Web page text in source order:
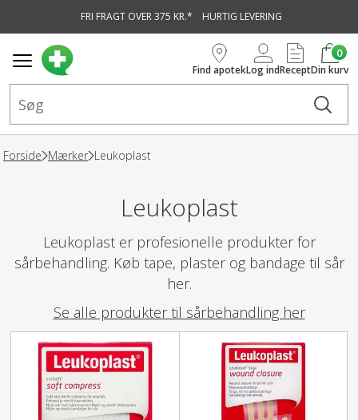
FRI FRAGT OVER 375 KR.* HURTIG LEVERING
Find apotekLog indRecept
0
Din kurv
Forside Mærker Leukoplast
Leukoplast
Leukoplast er profesionelle produkter for
sårbehandling. Køb tape, plaster og bandage til sår
her.
Se alle produkter til sårbehandling her